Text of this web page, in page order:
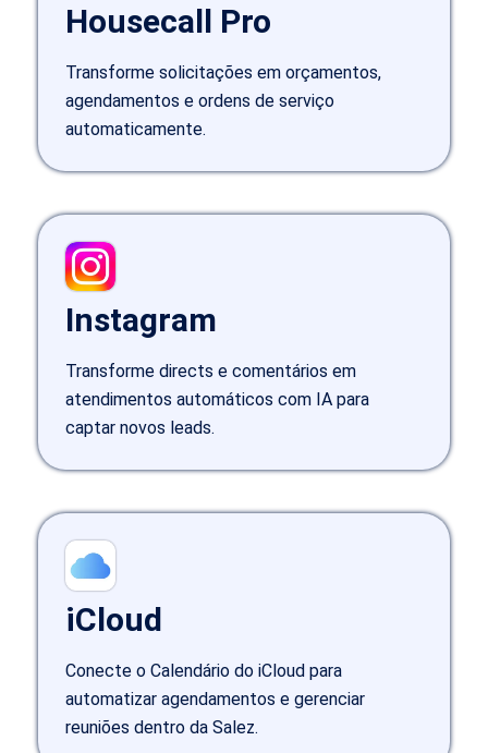
Housecall Pro
Transforme solicitações em orçamentos,
agendamentos e ordens de serviço
automaticamente.
Instagram
Transforme directs e comentários em
atendimentos automáticos com IA para
captar novos leads.
iCloud
Conecte o Calendário do iCloud para
automatizar agendamentos e gerenciar
reuniões dentro da Salez.